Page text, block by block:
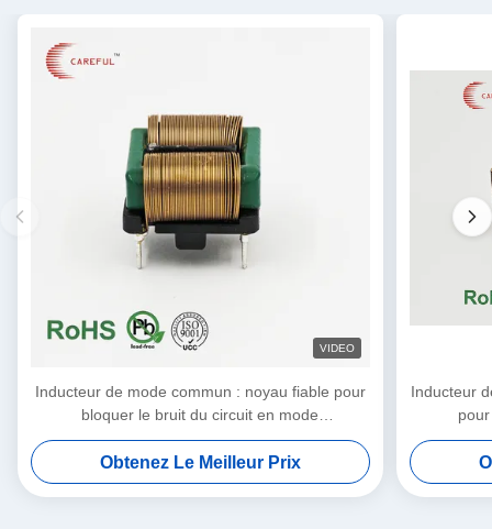
VIDEO
Inducteur de mode commun : noyau fiable pour
bloquer le bruit du circuit en mode
commun 15,5 * 17
Obtenez Le Meilleur Prix
Inducteur